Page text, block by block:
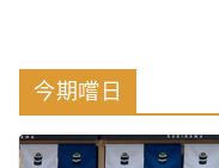
今期嚐日